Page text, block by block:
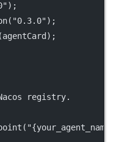
);
( "0.3.0");
(agentCard);
registry.
(